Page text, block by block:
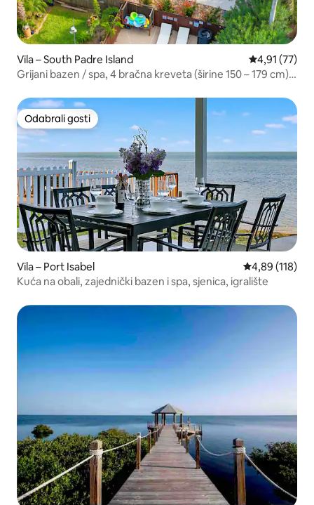
Vila – South Padre Island Prosječna
4,91 (77)
Grijani bazen / spa, 4 bračna kreveta (širine 150 – 179 cm),
Odabrali gosti
Odabrali gosti
Vila – Port Isabel Prosječna
4,89 (118)
Kuća na obali, zajednički bazen i spa, sjenica, igralište